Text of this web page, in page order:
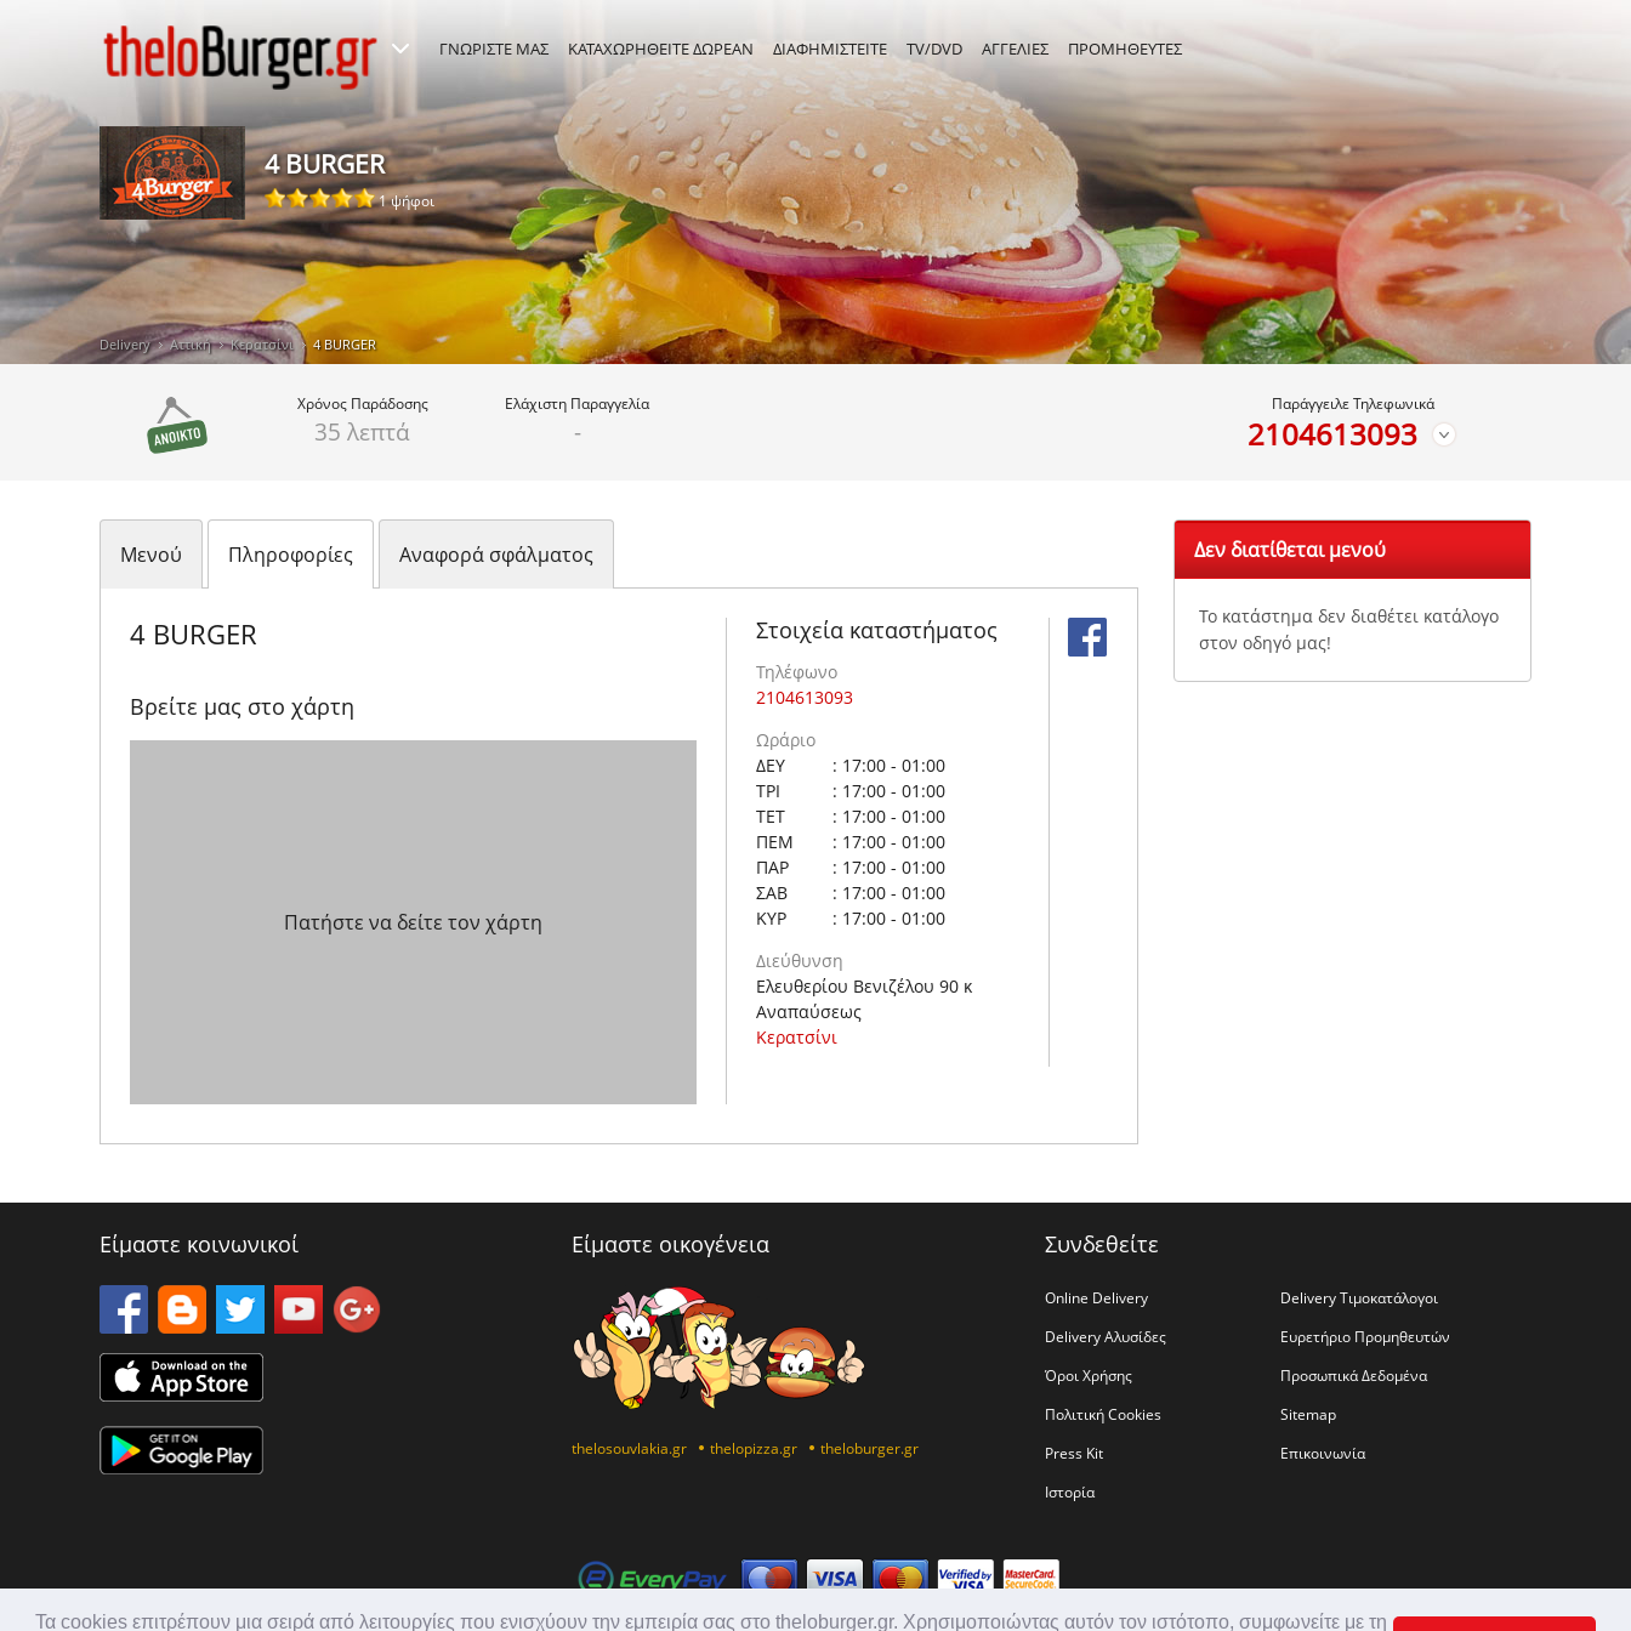
Τα cookies επιτρέπουν μια σειρά από λειτουργίες που ενισχύουν την εμπειρία σας στο theloburger.gr. Χρησιμοποιώντας αυτόν τον ιστότοπο, συμφωνείτε με τη
ΓΝΩΡΙΣΤΕ ΜΑΣ ΚΑΤΑΧΩΡΗΘΕΙΤΕ ΔΩΡΕΑΝ ΔΙΑΦΗΜΙΣΤΕΙΤΕ TV/DVD ΑΓΓΕΛΙΕΣ ΠΡΟΜΗΘΕΥΤΕΣ
4 BURGER
1 ψήφοι
Delivery Αττική Κερατσίνι 4 BURGER
Χρόνος Παράδοσης
35 λεπτά
Ελάχιστη Παραγγελία
-
Παράγγειλε Τηλεφωνικά
2104613093
Μενού Πληροφορίες Αναφορά σφάλματος
Στοιχεία καταστήματος
Τηλέφωνο
2104613093
Ωράριο
ΔΕΥ
: 17:00 - 01:00
ΤΡΙ
: 17:00 - 01:00
ΤΕΤ
: 17:00 - 01:00
ΠΕΜ
: 17:00 - 01:00
ΠΑΡ
: 17:00 - 01:00
ΣΑΒ
: 17:00 - 01:00
ΚΥΡ
: 17:00 - 01:00
Διεύθυνση
Ελευθερίου Βενιζέλου 90 κ
Αναπαύσεως
Κερατσίνι
4 BURGER
Βρείτε μας στο χάρτη
Πατήστε να δείτε τον χάρτη
Δεν διατίθεται μενού
Το κατάστημα δεν διαθέτει κατάλογο
στον οδηγό μας!
Είμαστε κοινωνικοί Είμαστε οικογένεια
thelosouvlakia.gr thelopizza.gr theloburger.gr
Συνδεθείτε
Online Delivery
Delivery Τιμοκατάλογοι
Delivery Αλυσίδες
Ευρετήριο Προμηθευτών
Όροι Χρήσης
Προσωπικά Δεδομένα
Πολιτική Cookies
Sitemap
Press Kit
Επικοινωνία
Ιστορία